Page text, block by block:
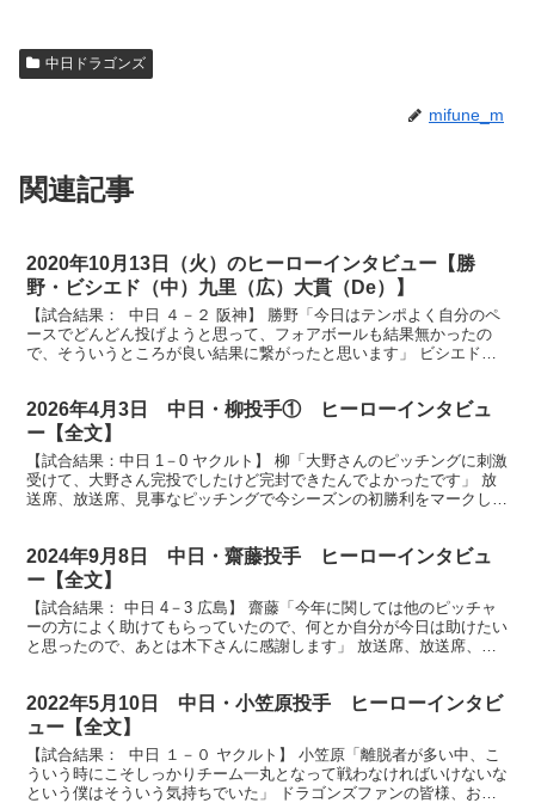
中日ドラゴンズ
mifune_m
関連記事
2020年10月13日（火）のヒーローインタビュー【勝
野・ビシエド（中）九里（広）大貫（De）】
【試合結果： 中日 ４－２ 阪神】 勝野「今日はテンポよく自分のペ
ースでどんどん投げようと思って、フォアボールも結果無かったの
で、そういうところが良い結果に繋がったと思います」 ビシエド
2026年4月3日 中日・柳投手① ヒーローインタビュ
ー【全文】
【試合結果：中日 1－0 ヤクルト】 柳「大野さんのピッチングに刺激
受けて、大野さん完投でしたけど完封できたんでよかったです」 放
送席、放送席、見事なピッチングで今シーズンの初勝利をマークしま
2024年9月8日 中日・齋藤投手 ヒーローインタビュ
ー【全文】
【試合結果： 中日 4－3 広島】 齋藤「今年に関しては他のピッチャ
ーの方によく助けてもらっていたので、何とか自分が今日は助けたい
と思ったので、あとは木下さんに感謝します」 放送席、放送席、そ
2022年5月10日 中日・小笠原投手 ヒーローインタビ
ュー【全文】
【試合結果： 中日 １－０ ヤクルト】 小笠原「離脱者が多い中、こ
ういう時にこそしっかりチーム一丸となって戦わなければいけないな
という僕はそういう気持ちでいた」 ドラゴンズファンの皆様、お待